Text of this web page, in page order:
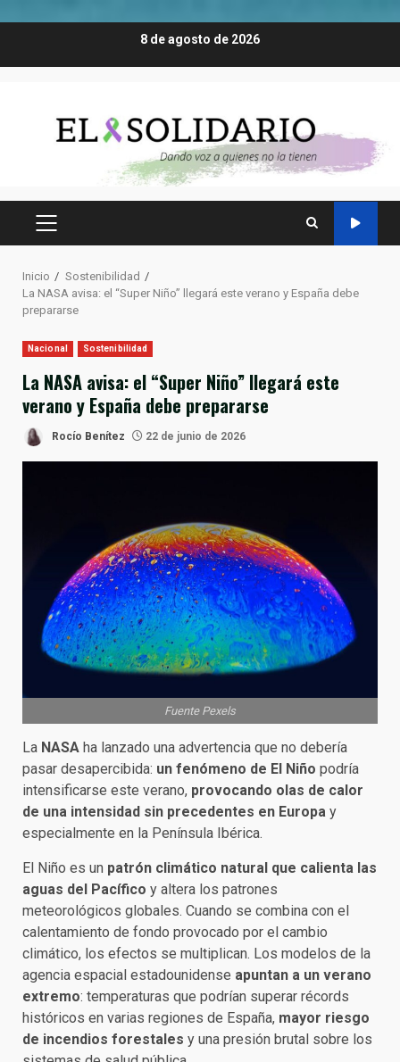
8 de agosto de 2026
MENÚ
Inicio
Sostenibilidad
La NASA avisa: el “Super Niño” llegará este verano y España debe
prepararse
Nacional Sostenibilidad
La NASA avisa: el “Super Niño” llegará este
verano y España debe prepararse
Rocío Benítez 22 de junio de 2026
Fuente Pexels
La NASA ha lanzado una advertencia que no debería
pasar desapercibida: un fenómeno de El Niño podría
intensificarse este verano, provocando olas de calor
de una intensidad sin precedentes en Europa y
especialmente en la Península Ibérica.
El Niño es un patrón climático natural que calienta las
aguas del Pacífico y altera los patrones
meteorológicos globales. Cuando se combina con el
calentamiento de fondo provocado por el cambio
climático, los efectos se multiplican. Los modelos de la
agencia espacial estadounidense apuntan a un verano
extremo: temperaturas que podrían superar récords
históricos en varias regiones de España, mayor riesgo
de incendios forestales y una presión brutal sobre los